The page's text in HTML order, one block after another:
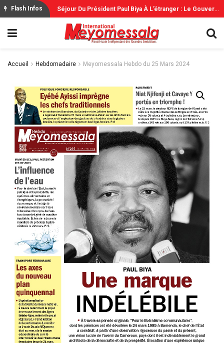
Accueil Hebdomadaire Meyomessala Hebdo du 25 Mars 2024
Flash Infos S
Éjour Du Président Paul Biya À L’étranger : Le Gouvernement Rassure